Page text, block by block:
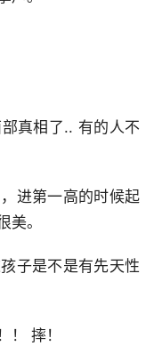
真相了.. 有的人不
进第一高的时候起
美。
子是不是有先天性
！ 摔！